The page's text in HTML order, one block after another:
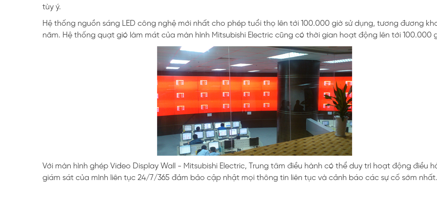
tùy ý.
Hệ thống nguồn sáng LED công nghệ mới nhất cho phép tuổi thọ lên tới 100.000 giờ sử dụng, tương đương
năm. Hệ thống quạt gió làm mát của màn hình Mitsubishi Electric cũng có thời gian hoạt động lên tới 100.000
Với màn hình ghép Video Display Wall - Mitsubishi Electric, Trung tâm điều hành có thể duy trì hoạt động điều
giám sát của mình liên tục 24/7/365 đảm bảo cập nhật mọi thông tin liên tục và cảnh báo các sự cố sớm nhất.